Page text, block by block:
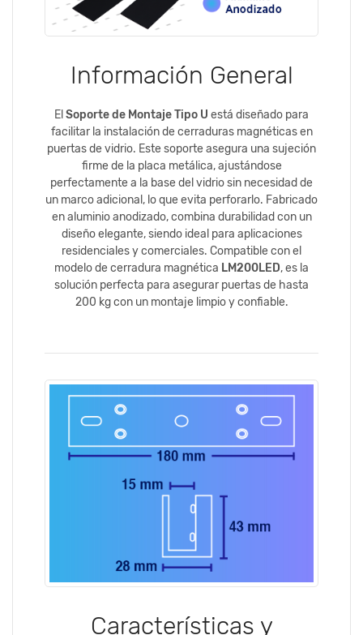
Información General
El Soporte de Montaje Tipo U está diseñado para
facilitar la instalación de cerraduras magnéticas en
puertas de vidrio. Este soporte asegura una sujeción
firme de la placa metálica, ajustándose
perfectamente a la base del vidrio sin necesidad de
un marco adicional, lo que evita perforarlo. Fabricado
en aluminio anodizado, combina durabilidad con un
diseño elegante, siendo ideal para aplicaciones
residenciales y comerciales. Compatible con el
modelo de cerradura magnética LM200LED, es la
solución perfecta para asegurar puertas de hasta
200 kg con un montaje limpio y confiable.
Características y